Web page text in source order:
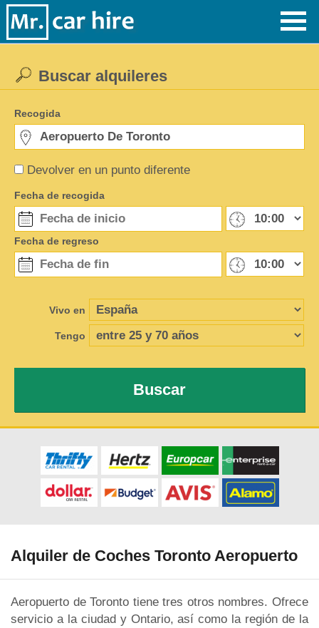
Devolver en un punto diferente
Buscar alquileres
Recogida
Fecha de recogida
Fecha de regreso
Vivo en
Tengo
Buscar
Alquiler de Coches Toronto Aeropuerto
Aeropuerto de Toronto tiene tres otros nombres. Ofrece
servicio a la ciudad y Ontario, así como la región de la